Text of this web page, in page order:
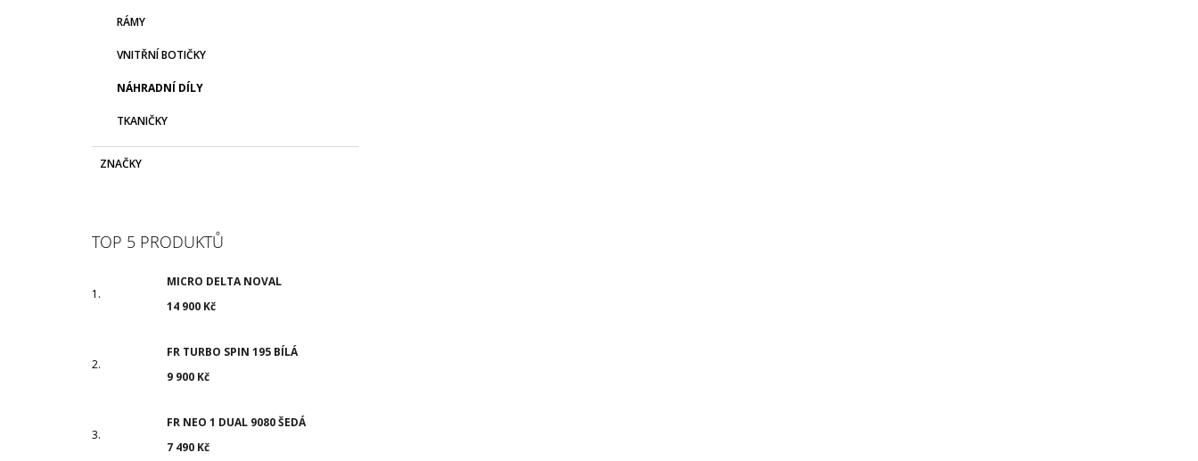
RÁMY
VNITŘNÍ BOTIČKY
NÁHRADNÍ DÍLY
TKANIČKY
ZNAČKY
TOP 5 PRODUKTŮ
MICRO DELTA NOVAL
14 900 Kč
FR TURBO SPIN 195 BÍLÁ
9 900 Kč
FR NEO 1 DUAL 9080 ŠEDÁ
7 490 Kč